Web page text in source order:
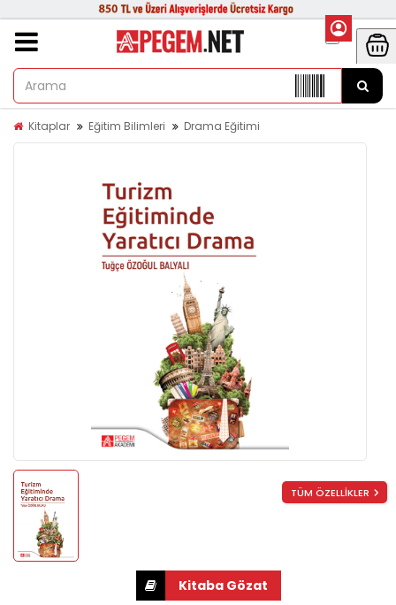
Kitaplar Eğitim Bilimleri Drama Eğitimi
TÜM ÖZELLİKLER